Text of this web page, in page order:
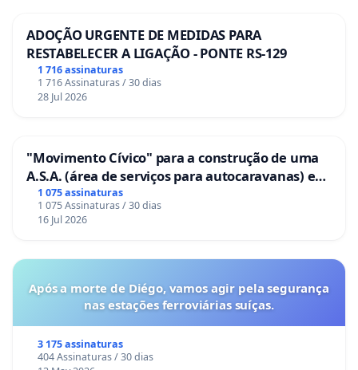
ADOÇÃO URGENTE DE MEDIDAS PARA
RESTABELECER A LIGAÇÃO - PONTE RS-129
1 716 assinaturas
1 716 Assinaturas / 30 dias
28 Jul 2026
"Movimento Cívico" para a construção de uma
A.S.A. (área de serviços para autocaravanas) em
Coimbra
1 075 assinaturas
1 075 Assinaturas / 30 dias
16 Jul 2026
Após a morte de Diégo, vamos agir pela segurança
nas estações ferroviárias suíças.
3 175 assinaturas
404 Assinaturas / 30 dias